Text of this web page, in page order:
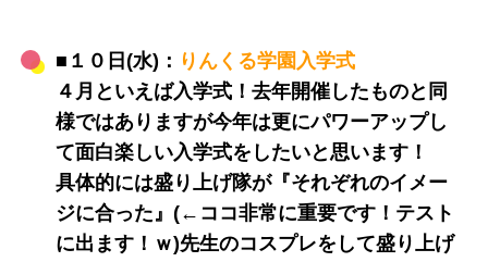
■１０日(水)： りんくる学園入学式
４月といえば入学式！去年開催したものと同
様ではありますが今年は更にパワーアップし
て面白楽しい入学式をしたいと思います！
具体的には盛り上げ隊が『それぞれのイメー
ジに合った』(←ココ非常に重要です！テスト
に出ます！ｗ)先生のコスプレをして盛り上げ